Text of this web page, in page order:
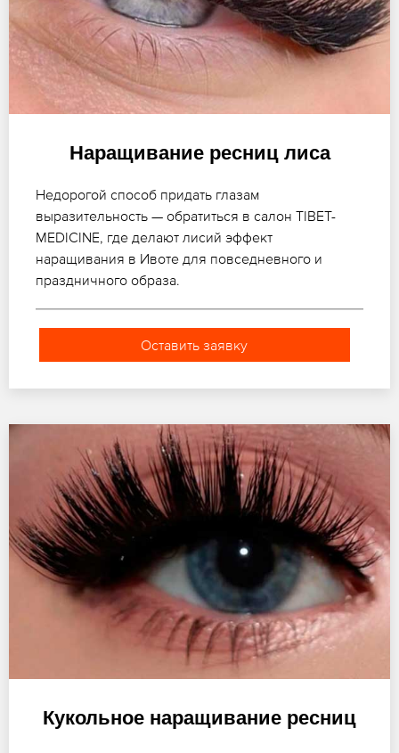
Наращивание ресниц лиса
Недорогой способ придать глазам
выразительность — обратиться в салон TIBET-
MEDICINE, где делают лисий эффект
наращивания в Ивоте для повседневного и
праздничного образа.
Оставить заявку
Кукольное наращивание ресниц